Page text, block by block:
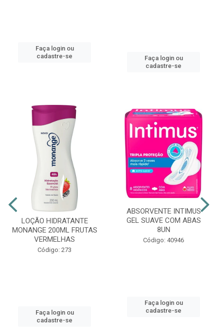
Faça login ou
cadastre-se
Faça login ou
cadastre-se
LOÇÃO HIDRATANTE
MONANGE 200ML FRUTAS
VERMELHAS
Código: 273
Faça login ou
cadastre-se
ABSORVENTE INTIMUS
GEL SUAVE COM ABAS
8UN
Código: 40946
Faça login ou
cadastre-se